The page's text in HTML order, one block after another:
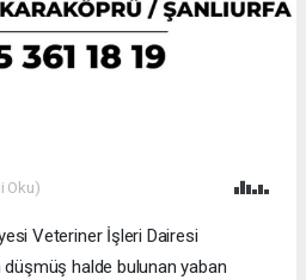
Oku)
Veteriner İşleri Dairesi
düşmüş halde bulunan yaban